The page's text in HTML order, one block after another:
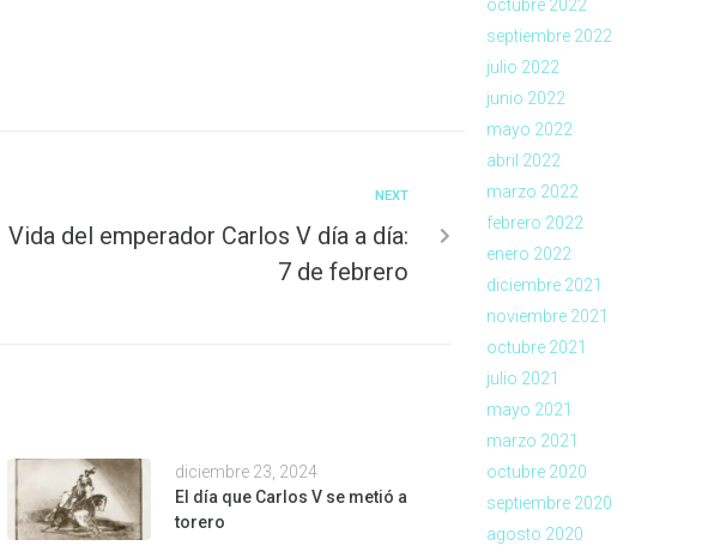
NEXT
Vida del emperador Carlos V día a día:
7 de febrero
diciembre 23, 2024
El día que Carlos V se metió a
torero
octubre 2022
septiembre 2022
julio 2022
junio 2022
mayo 2022
abril 2022
marzo 2022
febrero 2022
enero 2022
diciembre 2021
noviembre 2021
octubre 2021
julio 2021
mayo 2021
marzo 2021
octubre 2020
septiembre 2020
agosto 2020